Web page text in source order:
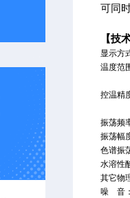
可同
【技
显示方
温度范
控温精
振荡频
振荡幅
色谱振
水溶性
其它物
噪 音